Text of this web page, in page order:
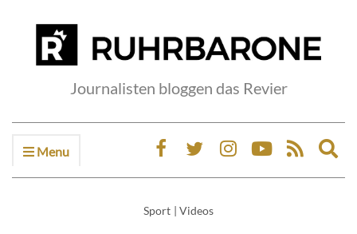
Journalisten bloggen das Revier
Menu
Sport | Videos